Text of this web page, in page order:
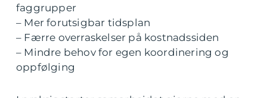
faggrupper
– Mer forutsigbar tidsplan
– Færre overraskelser på kostnadssiden
– Mindre behov for egen koordinering og
oppfølging